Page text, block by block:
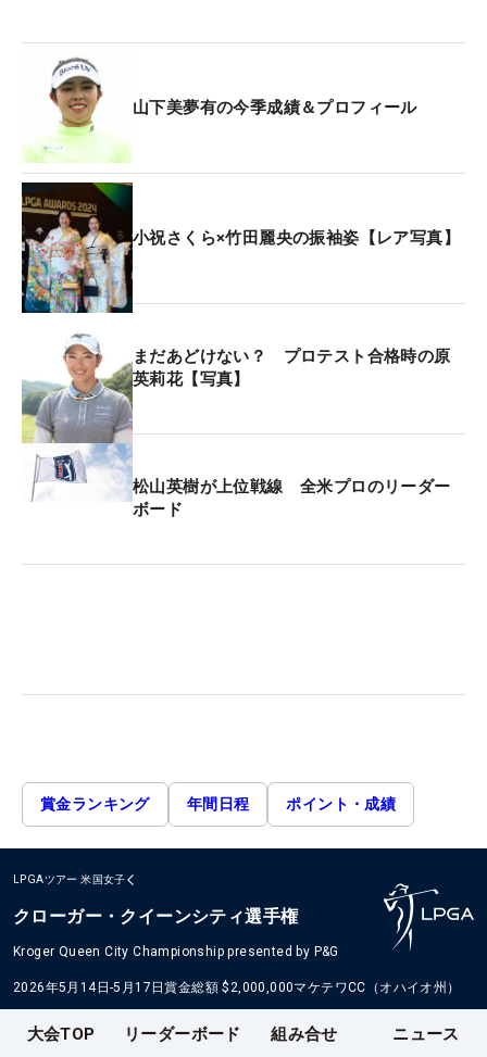
山下美夢有の今季成績＆プロフィール
小祝さくら×竹田麗央の振袖姿【レア写真】
まだあどけない？ プロテスト合格時の原
英莉花【写真】
松山英樹が上位戦線 全米プロのリーダー
ボード
賞金ランキング 年間日程 ポイント・成績
LPGAツアー 米国女子
クローガー・クイーンシティ選手権
Kroger Queen City Championship presented by P&G
2026年5月14日-5月17日賞金総額 $2,000,000マケテワCC（オハイオ州）
大会TOP リーダーボード 組み合せ ニュース